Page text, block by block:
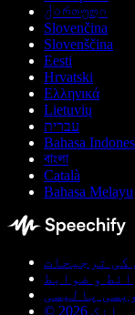
ქართული
Slovenčina
Slovenščina
Eesti
Hrvatski
Ελληνικά
Lietuvių
עברית
Bahasa
বাংলা
Català
Bahasa Melayu
کی ترجیحات
و ضوابط
پالیسی
2026